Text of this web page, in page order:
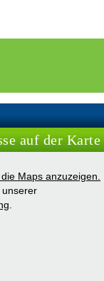
auf der Karte
Maps anzuzeigen.
unserer